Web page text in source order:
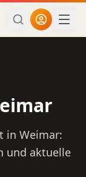
in Weimar:
und aktuelle